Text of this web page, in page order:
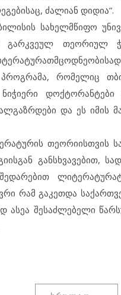
ძალიან დიდია”.
სახელმწიფო
თეორიულ
რომელიც
და ეს იმის
თეორიისთვის
განსხვავებით,
რამ გაკეთდა
ასეა შესაძლებელი